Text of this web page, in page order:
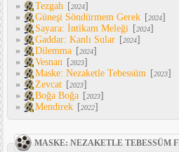
»
Tezgah [2024]
»
Güneşi Söndürmem Gerek [2024]
»
Sayara: İntikam Meleği [2024]
»
Gaddar: Kanlı Sular [2024]
»
Dilemma [2024]
»
Vesnan [2023]
»
Maske: Nezaketle Tebessüm [2023]
»
Zevcat [2023]
»
Boğa Boğa [2023]
»
Mendirek [2022]
MASKE: NEZAKETLE TEBESSÜM